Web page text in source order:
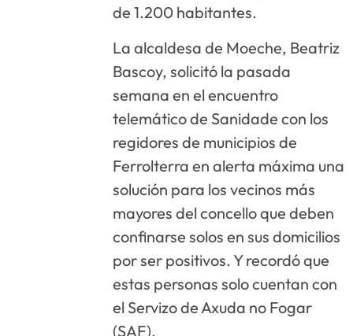
de 1.200 habitantes.
La alcaldesa de Moeche, Beatriz
Bascoy, solicitó la pasada
semana en el encuentro
telemático de Sanidade con los
regidores de municipios de
Ferrolterra en alerta máxima una
solución para los vecinos más
mayores del concello que deben
confinarse solos en sus domicilios
por ser positivos. Y recordó que
estas personas solo cuentan con
el Servizo de Axuda no Fogar
(SAF).